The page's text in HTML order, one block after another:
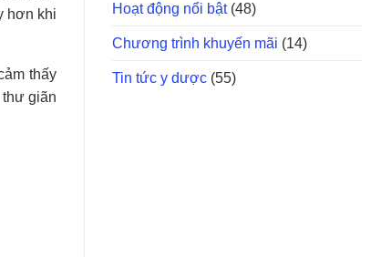
hơn khi
thấy
giãn
Hoạt động nổi bật(48)
Chương trình khuyến mãi (14)
Tin tức y dược (55)